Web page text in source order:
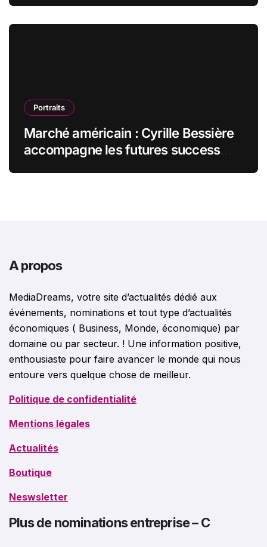
Portraits
Marché américain : Cyrille Bessière
accompagne les futures success
A propos
MediaDreams, votre site d’actualités dédié aux
événements, nominations et tout type d’actualités
économiques ( Business, Monde, économique) par
domaine ou par secteur. ! Une information positive,
enthousiaste pour faire avancer le monde qui nous
entoure vers quelque chose de meilleur.
Politique de confidentialité
Mentions légales
Actualités
Boutique
Neswsletter
Plus de nominations entreprise – C